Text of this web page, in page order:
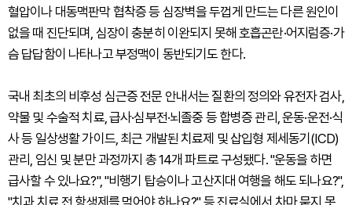
혈압이나 대동맥판막 협착증 등 심장벽을 두껍게 만드는 다른 원인이
없을 때 진단되며, 심장이 충분히 이완되지 못해 호흡곤란·어지럼증·가
슴 답답함이 나타나고 부정맥이 동반되기도 한다.
국내 최초의 비후성 심근증 전문 안내서는 질환의 정의와 유전자 검사,
약물 및 수술적 치료, 급사·심부전·뇌졸중 등 합병증 관리, 운동·운전·식
사 등 일상생활 가이드, 최근 개발된 치료제 및 삽입형 제세동기(ICD)
관리, 임신 및 분만 과정까지 총 14개 파트로 구성됐다. "운동을 하면
급사할 수 있나요?", "비행기 탑승이나 고산지대 여행을 해도 되나요?",